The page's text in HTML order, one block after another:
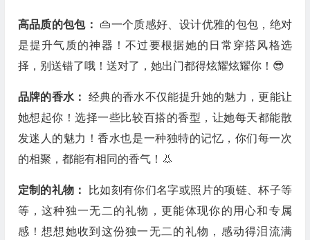
高品质的包包： 👜一个质感好、设计优雅的包包，绝对
是提升气质的神器！不过要根据她的日常穿搭风格选
择，别送错了哦！送对了，她出门都得炫耀炫耀你！😎
品牌的香水：经典的香水不仅能提升她的魅力，更能让
她想起你！选择一些比较百搭的香型，让她每天都能散
发迷人的魅力！香水也是一种独特的记忆，你们每一次
的相聚，都能有相同的香气！👃
定制的礼物：
比如刻有你们名字或照片的项链、杯子等
等，这种独一无二的礼物，更能体现你的用心和专属
感！想想她收到这份独一无二的礼物，感动得泪流满